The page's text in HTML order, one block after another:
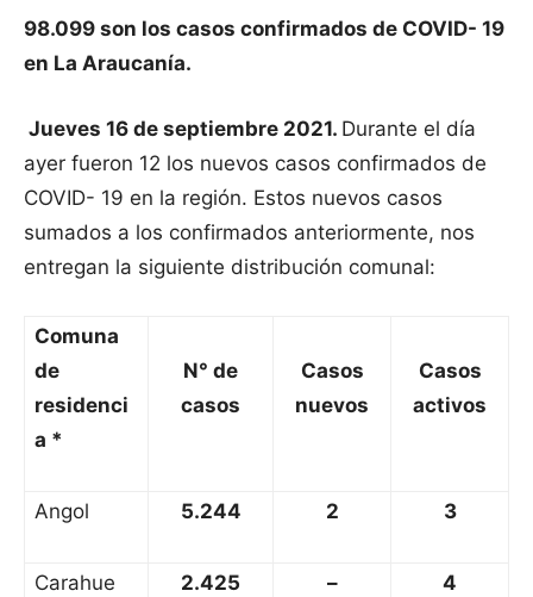
98.099 son los casos confirmados de COVID- 19
en La Araucanía.
Jueves 16 de septiembre 2021. Durante el día
ayer fueron 12 los nuevos casos confirmados de
COVID- 19 en la región. Estos nuevos casos
sumados a los confirmados anteriormente, nos
entregan la siguiente distribución comunal:
Comuna
de
residenci
a *
N° de
casos
Casos
nuevos
Casos
activos
Angol 5.244 2 3
Carahue 2.425 – 4